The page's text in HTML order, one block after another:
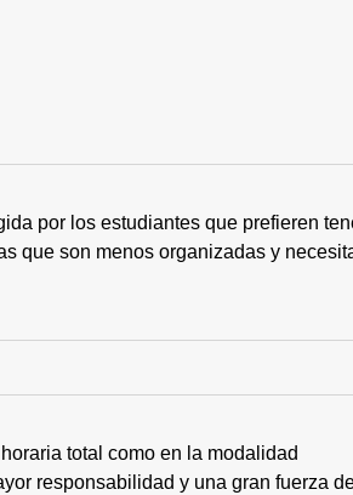
por los estudiantes que prefieren
que son menos organizadas y
total como en la modalidad
responsabilidad y una gran fuerza